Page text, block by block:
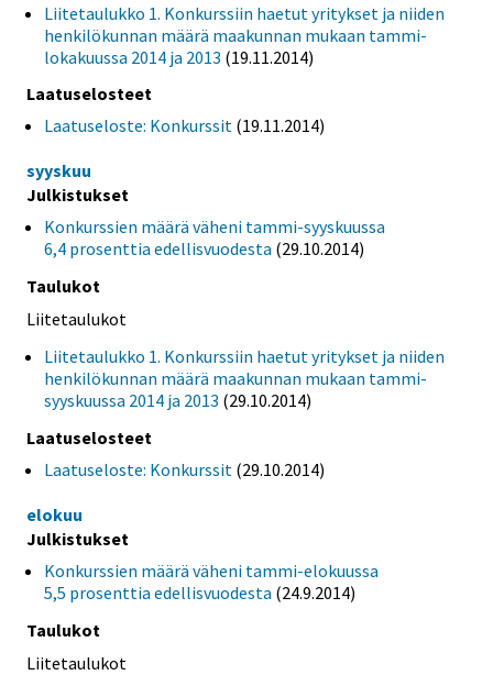
Liitetaulukko 1. Konkurssiin haetut yritykset ja niiden
henkilökunnan määrä maakunnan mukaan tammi-
lokakuussa 2014 ja 2013 (19.11.2014)
Laatuselosteet
Laatuseloste: Konkurssit (19.11.2014)
syyskuu
Julkistukset
Konkurssien määrä väheni tammi-syyskuussa
6,4 prosenttia edellisvuodesta (29.10.2014)
Taulukot
Liitetaulukot
Liitetaulukko 1. Konkurssiin haetut yritykset ja niiden
henkilökunnan määrä maakunnan mukaan tammi-
syyskuussa 2014 ja 2013 (29.10.2014)
Laatuselosteet
Laatuseloste: Konkurssit (29.10.2014)
elokuu
Julkistukset
Konkurssien määrä väheni tammi-elokuussa
5,5 prosenttia edellisvuodesta (24.9.2014)
Taulukot
Liitetaulukot